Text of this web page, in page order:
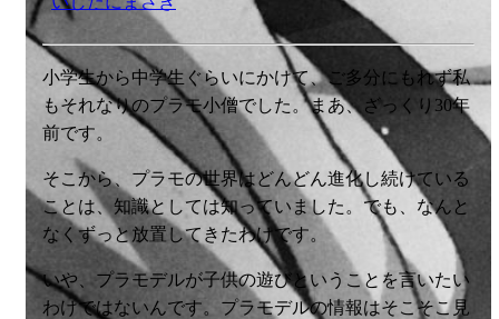
小学生から中学生ぐらいにかけて、ご多分にもれず私
もそれなりのプラモ小僧でした。まあ、ざっくり30年
前です。
そこから、プラモの世界はどんどん進化し続けている
ことは、知識としては知っていました。でも、なんと
なくずっと放置してきたわけです。
いや、プラモデルが子供の遊びということを言いたい
わけではないんです。プラモデルの情報はそこそこ見